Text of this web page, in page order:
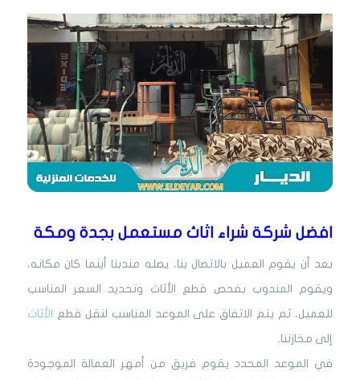
افضل شركة شراء اثاث مستعمل بجدة ومكة
بعد أن يقوم العميل بالاتصال بنا، يصله مندبنا أينما كان مكانه،
ويقوم المندوب بفحص قطع الأثاث وتحديد السعر المناسب
للعميل، ثم يتم الاتفاق على الموعد المناسب لنقل قطع الأثاث
إلى مخازننا.
في الموعد المحدد يقوم فريق من أمهر العمالة الموجودة